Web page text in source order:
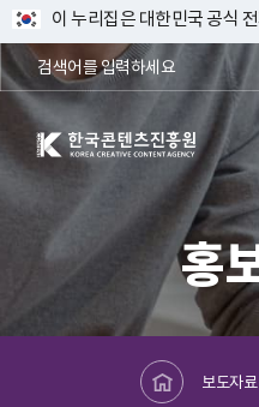
이 누리집은 대한민국 공식
한국콘텐츠진흥원 KOREA CREATIVE CONTENT AGENCY
홍
메인페이지로 바로가기
보도자료